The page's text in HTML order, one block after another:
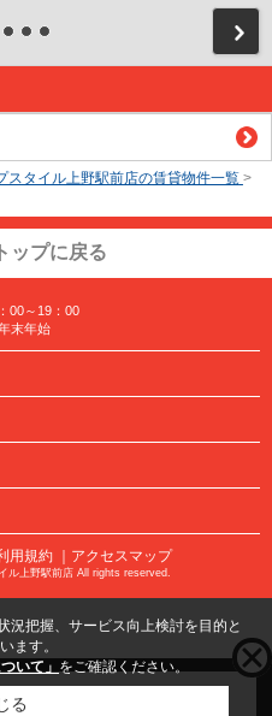
スタイル上野駅前店の賃貸物件一覧 >
ップに戻る
00～19：00
末年始
用規約 ｜アクセスマップ
ル上野駅前店 All rights reserved.
にお勧めな物件
況把握、サービス向上検討を目的と
ます。
いて」 をご確認ください。
る